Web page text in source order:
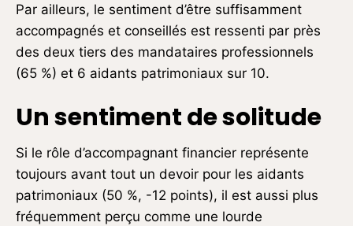
Par ailleurs, le sentiment d’être suffisamment
accompagnés et conseillés est ressenti par près
des deux tiers des mandataires professionnels
(65 %) et 6 aidants patrimoniaux sur 10.
Un sentiment de solitude
Si le rôle d’accompagnant financier représente
toujours avant tout un devoir pour les aidants
patrimoniaux (50 %, -12 points), il est aussi plus
fréquemment perçu comme une lourde